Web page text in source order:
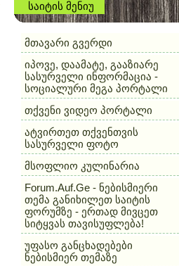
საიტის მენიუ
მთავარი გვერდი
იპოვე, დაამატე, გააზიარე
სასურველი ინფორმაცია -
სოციალური მეგა პორტალი
თქვენი ვიდეო პორტალი
ატვირთეთ თქვენთვის
სასურველი ფოტო
მსოფლიო კულინარია
Forum.Auf.Ge - ნებისმიერი
თემა განიხილეთ საიტის
ფორუმზე - ერთად მივცეთ
სიტყვას თავისუფლება!
უფასო განცხადებები
ნებისმიერ თემაზე